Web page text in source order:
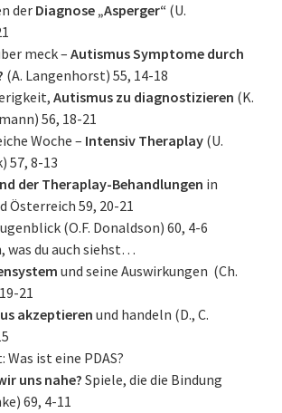
der Diagnose „Asperger“ (U.
meck – Autismus Symptome durch
(A. Langenhorst) 55, 14-18
Autismus zu diagnostizieren (K.
56, 18-21
Woche – Intensiv Theraplay (U.
57, 8-13
der Theraplay-Behandlungen in
Österreich 59, 20-21
(O.F. Donaldson) 60, 4-6
was du auch siehst…
und seine Auswirkungen (Ch.
21
akzeptieren und handeln (D., C.
ist eine PDAS?
uns nahe? Spiele, die die Bindung
69, 4-11